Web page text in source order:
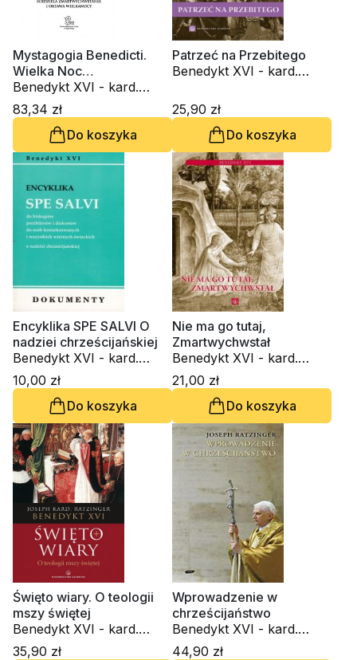
Mystagogia Benedicti.
Wielka Noc
Zmartwychwstania
Pańskiego
Benedykt XVI - kard.
Joseph Ratzinger
83,34 zł
Do koszyka
Patrzeć na Przebitego
Benedykt XVI - kard.
25,90 zł
Do koszyka
Encyklika SPE SALVI O
nadziei chrześcijańskiej
Benedykt XVI - kard.
Joseph Ratzinger
10,00 zł
Do koszyka
Nie ma go tutaj,
Zmartwychwstał
Benedykt XVI - kard.
Joseph Ratzinger
21,00 zł
Do koszyka
Święto wiary. O teologii
mszy świętej
Benedykt XVI - kard.
Joseph Ratzinger
35,90 zł
Wprowadzenie w
chrześcijaństwo
Benedykt XVI - kard.
Joseph Ratzinger
44,90 zł